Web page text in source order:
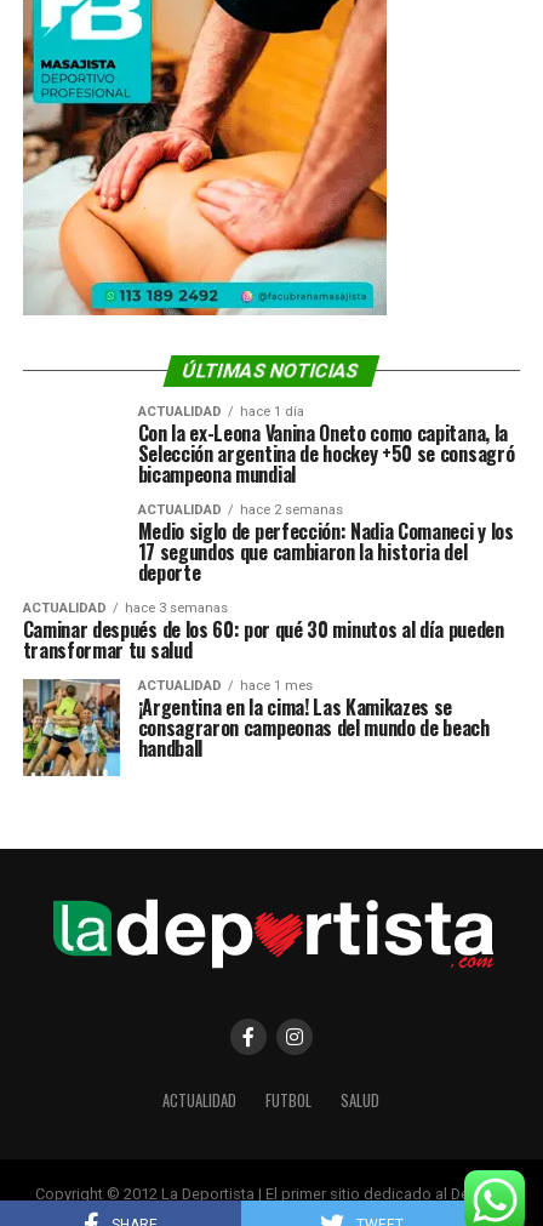
ÚLTIMAS NOTICIAS
ACTUALIDAD hace 1 día
Con la ex-Leona Vanina Oneto como capitana, la
Selección argentina de hockey +50 se consagró
bicampeona mundial
ACTUALIDAD hace 2 semanas
Medio siglo de perfección: Nadia Comaneci y los
17 segundos que cambiaron la historia del
deporte
ACTUALIDAD hace 3 semanas
Caminar después de los 60: por qué 30 minutos al día pueden
transformar tu salud
ACTUALIDAD hace 1 mes
¡Argentina en la cima! Las Kamikazes se
consagraron campeonas del mundo de beach
handball
ACTUALIDAD FUTBOL SALUD
Copyright © 2012 La Deportista | El primer sitio dedicado al Deporte